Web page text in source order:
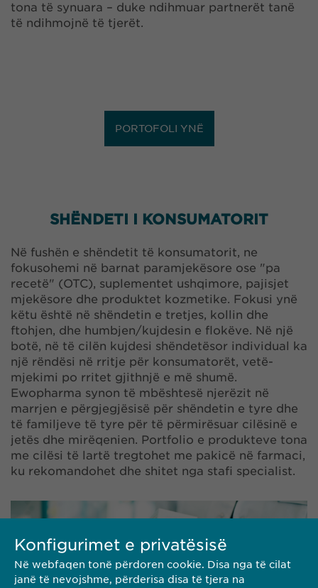
tona të synuara – duke ndihmuar partnerët tanë
të ndihmojnë të tjerët.
PORTOFOLI YNË
SHËNDETI I KONSUMATORIT
Në fushën e shëndetit të konsumatorit, ne
fokusohemi në barnat paramjekësore ose "pa
recetë" (OTC), suplementet ushqimore, pajisjet
mjekësore dhe produktet kozmetike. Fokusi ynë
këtu është në shëndetin e tretjes, kollin dhe
ftohjen, dhe humbjen/kujdesin e flokëve. Në një
botë, në të cilën kujdesi shëndetësor individual ka
një rëndësi në rritje për konsumatorët, vetë-
mjekimi po rritet gjithnjë e më shumë.
Ewopharma synon të mbështesë njerëzit në
marrjen e përgjegjësisë për shëndetin e tyre dhe
të familjeve të tyre për të përmirësuar cilësinë e
jetës dhe mirëqenien. Portfolio e produkteve tona
me cilësi të lartë tregtohet me pakicë në farmaci,
ku rekomandohet dhe shitet nga stafi specialist.
Konfigurimet e privatësisë
Në webfaqen tonë përdoren cookie. Disa nga të cilat
janë të nevojshme, përderisa disa të tjera na